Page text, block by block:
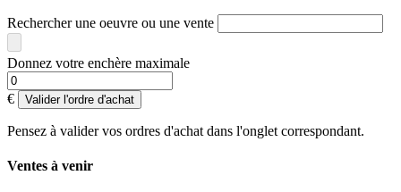
Rechercher une oeuvre ou une vente
Donnez votre enchère maximale
€ Valider l'ordre d'achat
Pensez à valider vos ordres d'achat dans l'onglet correspondant.
Ventes à venir